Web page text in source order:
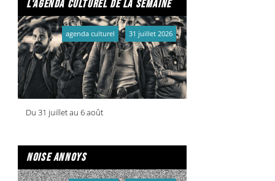
l'agenda culturel de la semaine
Du 31 juillet au 6 août
agenda culturel 31 juillet 2026
noise annoys